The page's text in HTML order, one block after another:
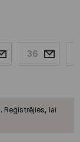
36
Reģistrējies, lai